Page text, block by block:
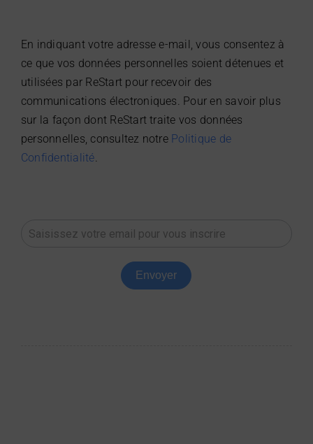
En indiquant votre adresse e-mail, vous consentez à
ce que vos données personnelles soient détenues et
utilisées par ReStart pour recevoir des
communications électroniques. Pour en savoir plus
sur la façon dont ReStart traite vos données
personnelles, consultez notre Politique de
Confidentialité.
Newsletter
Envoyer